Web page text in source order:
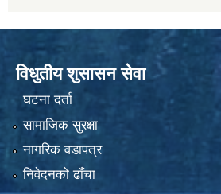
विधुतीय शुसासन सेवा
घटना दर्ता
सामाजिक सुरक्षा
नागरिक वडापत्र
निवेदनको ढाँचा